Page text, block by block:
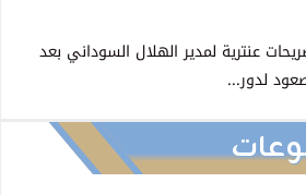
عنترية لمدير الهلال السوداني بعد
لدور...